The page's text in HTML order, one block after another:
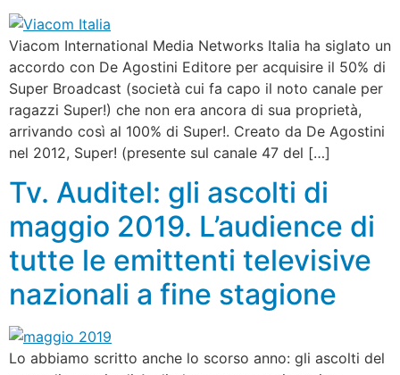
Viacom International Media Networks Italia ha siglato un
accordo con De Agostini Editore per acquisire il 50% di
Super Broadcast (società cui fa capo il noto canale per
ragazzi Super!) che non era ancora di sua proprietà,
arrivando così al 100% di Super!. Creato da De Agostini
nel 2012, Super! (presente sul canale 47 del […]
Tv. Auditel: gli ascolti di
maggio 2019. L’audience di
tutte le emittenti televisive
nazionali a fine stagione
Lo abbiamo scritto anche lo scorso anno: gli ascolti del